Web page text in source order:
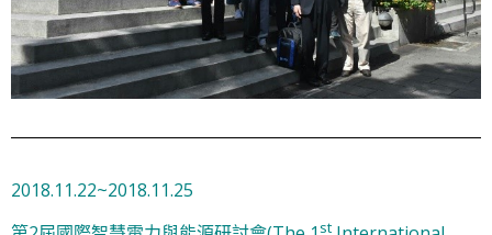
2018.11.22~2018.11.25
st